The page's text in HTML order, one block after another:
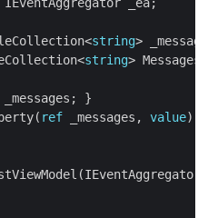
string
string
ref _messages, value